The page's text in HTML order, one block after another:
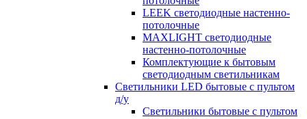
LEEK светодиодные настенно-
потолочные
MAXLIGHT светодиодные
настенно-потолочные
Комплектующие к бытовым
светодиодным светильникам
Светильники LED бытовые с пультом
д/у
Светильники бытовые с пультом